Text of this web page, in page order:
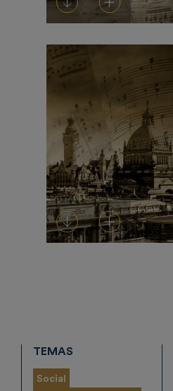
DescargarAñadir al carrito
TEMAS
Social